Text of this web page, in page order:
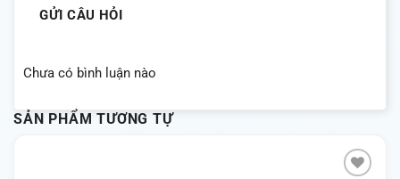
GỬI CÂU HỎI
Chưa có bình luận nào
SẢN PHẨM TƯƠNG TỰ